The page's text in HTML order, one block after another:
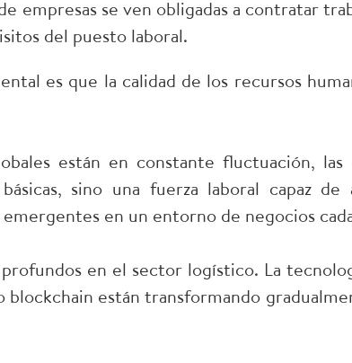
empresas se ven obligadas a contratar
del puesto laboral.
es que la calidad de los recursos
están en constante fluctuación, las
sino una fuerza laboral capaz de
en un entorno de negocios
en el sector logístico. La
blockchain están transformando